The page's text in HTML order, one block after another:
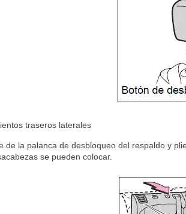
traseros laterales
de la palanca de desbloqueo del respaldo y
se pueden colocar.